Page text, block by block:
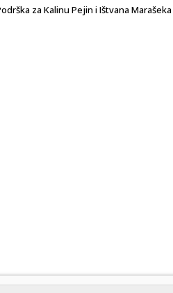
za Kalinu Pejin i Ištvana